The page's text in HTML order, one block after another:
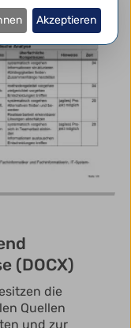
(DOCX)
die
Quellen
und zur
Akzeptieren